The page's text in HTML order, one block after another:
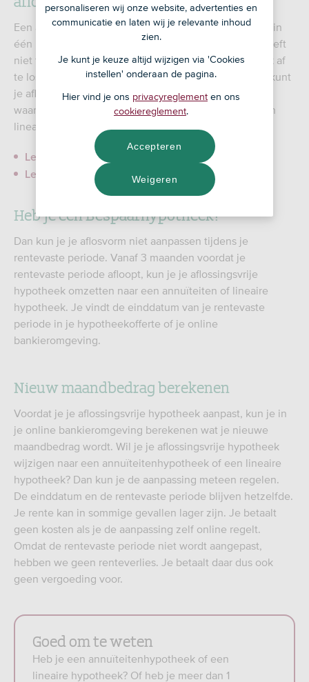
Een aflossingsvrije hypotheek los je op de einddatum in
één keer af. Bijvoorbeeld met je spaargeld. Maar je hoeft
niet te wachten tot de einddatum om deze hypotheek af
te lossen. Je mag nu ook al (een deel) aflossen. Of je kunt
je aflossingsvrije hypotheek wijzigen naar een vorm
waarbij je wel aflost: een annuïteitenhypotheek of een
lineaire hypotheek.
Lees meer over de annuïteitenhypotheek
Lees meer over de lineaire Hypotheek
Heb je een Bespaarhypotheek?
Dan kun je je aflosvorm niet aanpassen tijdens je
rentevaste periode. Vanaf 3 maanden voordat je
rentevaste periode afloopt, kun je je aflossingsvrije
hypotheek omzetten naar een annuïteiten of lineaire
hypotheek. Je vindt de einddatum van je rentevaste
periode in je hypotheekofferte of je online
bankieromgeving.
Nieuw maandbedrag berekenen
Voordat je je aflossingsvrije hypotheek aanpast, kun je in
je online bankieromgeving berekenen wat je nieuwe
maandbedrag wordt. Wil je je aflossingsvrije hypotheek
wijzigen naar een annuïteitenhypotheek of een lineaire
hypotheek? Dan kun je de aanpassing meteen regelen.
De einddatum en de rentevaste periode blijven hetzelfde.
Je rente kan in sommige gevallen lager zijn. Je betaalt
geen kosten als je de aanpassing zelf online regelt.
Omdat de rentevaste periode niet wordt aangepast,
hebben we geen renteverlies. Je betaalt daar dus ook
geen vergoeding voor.
Goed om te weten
Heb je een annuïteitenhypotheek of een
lineaire hypotheek? Of heb je meer dan 1
personaliseren wij onze website, advertenties en
communicatie en laten wij je relevante inhoud
zien.
Je kunt je keuze altijd wijzigen via 'Cookies
instellen' onderaan de pagina.
Hier vind je ons privacyreglement en ons
cookiereglement.
Weigeren
Accepteren